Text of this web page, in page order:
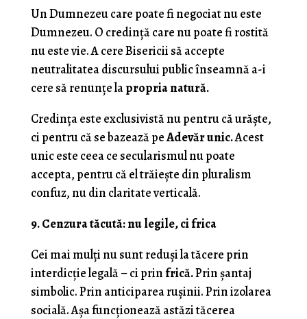
Un Dumnezeu care poate fi negociat nu este
Dumnezeu. O credință care nu poate fi rostită
nu este vie. A cere Bisericii să accepte
neutralitatea discursului public înseamnă a-i
cere să renunțe lapropria natură.
Credința este exclusivistă nu pentru că urăște,
ci pentru că se bazează peAdevăr unic.Acest
unic este ceea ce secularismul nu poate
accepta, pentru că el trăiește din pluralism
confuz, nu din claritate verticală.
9. Cenzura tăcută: nu legile, ci frica
Cei mai mulți nu sunt reduși la tăcere prin
interdicție legală – ci prinfrică.Prin șantaj
simbolic. Prin anticiparea rușinii. Prin izolarea
socială. Așa funcționează astăzi tăcerea